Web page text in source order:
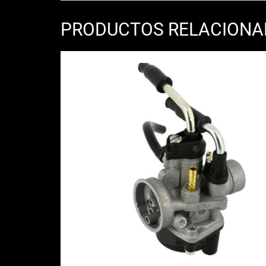
PRODUCTOS